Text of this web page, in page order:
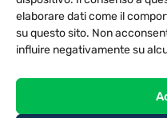
elaborare dati come il
su questo sito. Non
influire negativamente su
TV
Via Monteleonese
Tel.